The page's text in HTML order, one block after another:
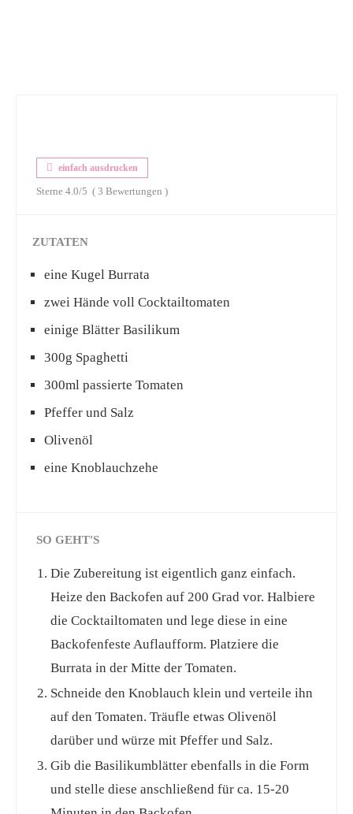
einfach ausdrucken
Sterne 4.0/5 ( 3 Bewertungen )
ZUTATEN
eine Kugel Burrata
zwei Hände voll Cocktailtomaten
einige Blätter Basilikum
300g Spaghetti
300ml passierte Tomaten
Pfeffer und Salz
Olivenöl
eine Knoblauchzehe
SO GEHT'S
Die Zubereitung ist eigentlich ganz einfach.
Heize den Backofen auf 200 Grad vor. Halbiere
die Cocktailtomaten und lege diese in eine
Backofenfeste Auflaufform. Platziere die
Burrata in der Mitte der Tomaten.
Schneide den Knoblauch klein und verteile ihn
auf den Tomaten. Träufle etwas Olivenöl
darüber und würze mit Pfeffer und Salz.
Gib die Basilikumblätter ebenfalls in die Form
und stelle diese anschließend für ca. 15-20